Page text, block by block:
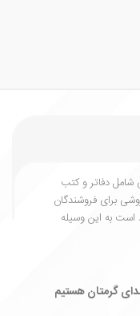
و کتب
فروشندگان
این وسیله
هستیم